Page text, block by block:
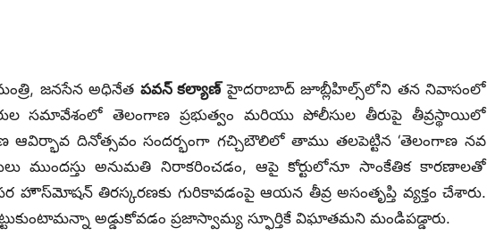
జనసేన అధినేత పవన్ కల్యాణ్హైదరాబాద్ జూబ్లీహిల్స్‌లోని తన నివాసంలో
సమావేశంలో తెలంగాణ ప్రభుత్వం మరియు పోలీసుల తీరుపై తీవ్రస్థాయిలో
ఆవిర్భావ దినోత్సవం సందర్భంగా గచ్చిబౌలిలో తాము తలపెట్టిన ‘తెలంగాణ నవ
ముందస్తు అనుమతి నిరాకరించడం, ఆపై కోర్టులోనూ సాంకేతిక కారణాలతో
హౌస్‌మోషన్ తిరస్కరణకు గురికావడంపై ఆయన తీవ్ర అసంతృప్తి వ్యక్తం చేశారు.
అడ్డుకోవడం ప్రజాస్వామ్య స్ఫూర్తికే విఘాతమని మండిపడ్డారు.